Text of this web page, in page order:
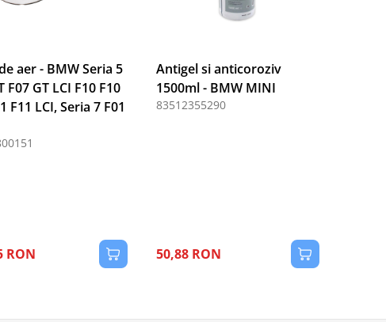
aer - BMW Seria 5
F07 GT LCI F10 F10
F11 LCI, Seria 7 F01
RON
Antigel si anticoroziv
1500ml - BMW MINI
83512355290
50,88 RON